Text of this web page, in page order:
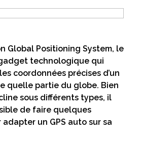
Global Positioning System, le
technologique qui
coordonnées précises d’un
quelle partie du globe. Bien
sous différents types, il
de faire quelques
un GPS auto sur sa